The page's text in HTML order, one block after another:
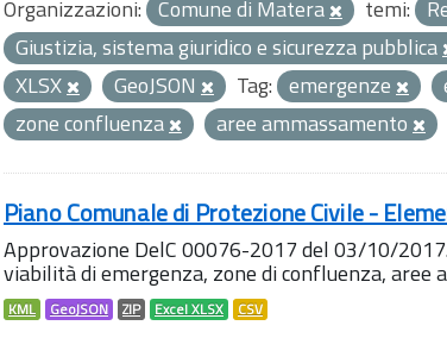
Organizzazioni: Comune di Matera temi:
Giustizia, sistema giuridico e sicurezza pubblica
XLSX
GeoJSON Tag: emergenze
zone confluenza
aree ammassamento
Piano Comunale di Protezione Civile -
Approvazione DelC 00076-2017 del 03/10/
viabilità di emergenza, zone di confluenza, aree
KML GeoJSON ZIP Excel XLSX CSV